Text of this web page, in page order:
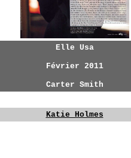
Elle Usa
Février 2011
Carter Smith
Katie Holmes